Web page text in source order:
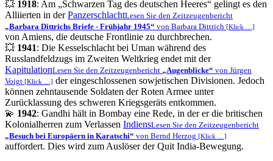
💥 1918: Am Schwarzen Tag des deutschen Heeres
gelingt es den
Alliierten in derPanzerschlachtLesen Sie den Zeitzeugenbericht
Barbara Dittrichs Briefe - Frühjahr 1945
von Barbara Dittrich [Klick …]
von Amiens, die deutsche Frontlinie zu durchbrechen.
💥 1941: Die Kesselschlacht bei Uman während des
Russlandfeldzugs im Zweiten Weltkrieg endet mit der
KapitulationLesen Sie den Zeitzeugenbericht Augenblicke
von Jürgen
Voigt
[Klick …]
der eingeschlossenen sowjetischen Divisionen. Jedoch
können zehntausende Soldaten der Roten Armee unter
Zurücklassung des schweren Kriegsgeräts entkommen.
💫 1942: Gandhi hält in Bombay eine Rede, in der er die britischen
Kolonialherren zum Verlassen IndiensLesen Sie den Zeitzeugenbericht
Besuch bei Europäern in Karatschi
von Bernd Herzog [Klick …]
auffordert. Dies wird zum Auslöser der Quit India-Bewegung.